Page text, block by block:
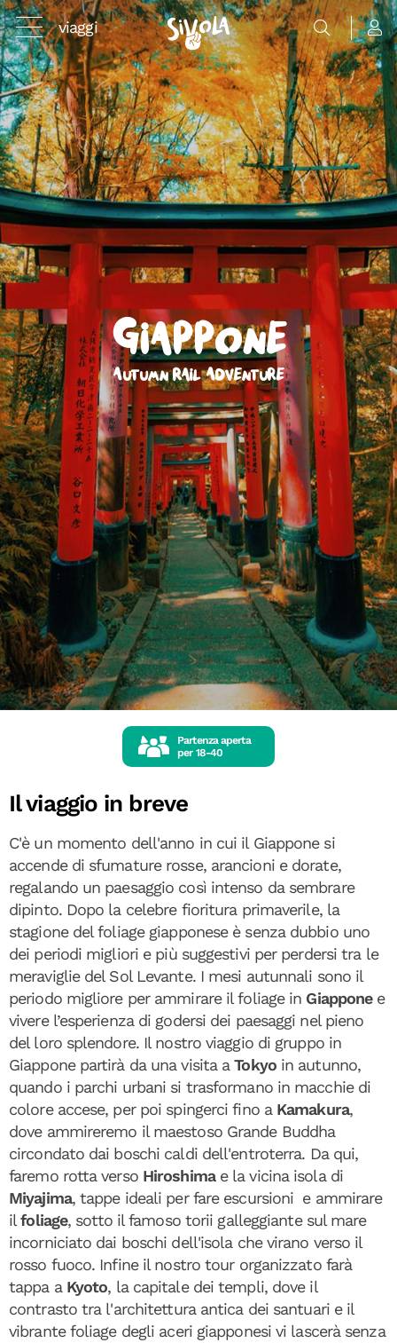
viaggi
Giappone
Autumn Rail Adventure
Partenza aperta
per 18-40
Il viaggio in breve
C'è un momento dell'anno in cui il Giappone si
accende di sfumature rosse, arancioni e dorate,
regalando un paesaggio così intenso da sembrare
dipinto. Dopo la celebre fioritura primaverile, la
stagione del foliage giapponese è senza dubbio uno
dei periodi migliori e più suggestivi per perdersi tra le
meraviglie del Sol Levante. I mesi autunnali sono il
periodo migliore per ammirare il foliage in Giappone e
vivere l’esperienza di godersi dei paesaggi nel pieno
del loro splendore. Il nostro viaggio di gruppo in
Giappone partirà da una visita aTokyo in autunno,
quando i parchi urbani si trasformano in macchie di
colore accese, per poi spingerci fino a Kamakura,
dove ammireremo il maestoso Grande Buddha
circondato dai boschi caldi dell'entroterra. Da qui,
faremo rotta verso Hiroshima e la vicina isola di
Miyajima, tappe ideali per fare escursioni e ammirare
ilfoliage, sotto il famoso torii galleggiante sul mare
incorniciato dai boschi dell'isola che virano verso il
rosso fuoco. Infine il nostro tour organizzato farà
tappa a Kyoto, la capitale dei templi, dove il
contrasto tra l'architettura antica dei santuari e il
vibrante foliage degli aceri giapponesi vi lascerà senza